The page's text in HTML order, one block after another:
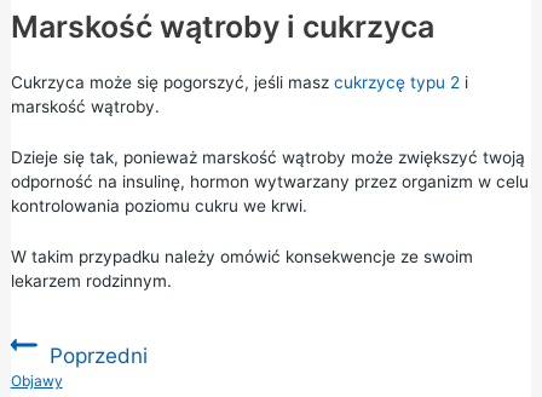
Marskość wątroby i cukrzyca
Cukrzyca może się pogorszyć, jeśli masz cukrzycę typu 2 i
marskość wątroby.
Dzieje się tak, ponieważ marskość wątroby może zwiększyć twoją
odporność na insulinę, hormon wytwarzany przez organizm w celu
kontrolowania poziomu cukru we krwi.
W takim przypadku należy omówić konsekwencje ze swoim
lekarzem rodzinnym.
Poprzedni
:Objawy